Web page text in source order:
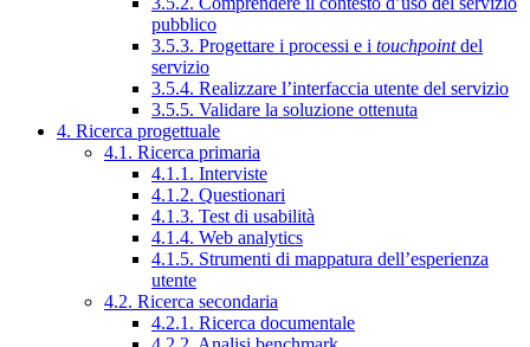
pubblico
3.5.3. Progettare i processi e i touchpointdel
servizio
3.5.4. Realizzare l’interfaccia utente del servizio
3.5.5. Validare la soluzione ottenuta
4. Ricerca progettuale
4.1. Ricerca primaria
4.1.1. Interviste
4.1.2. Questionari
4.1.3. Test di usabilità
4.1.4. Web analytics
4.1.5. Strumenti di mappatura dell’esperienza
utente
4.2. Ricerca secondaria
4.2.1. Ricerca documentale